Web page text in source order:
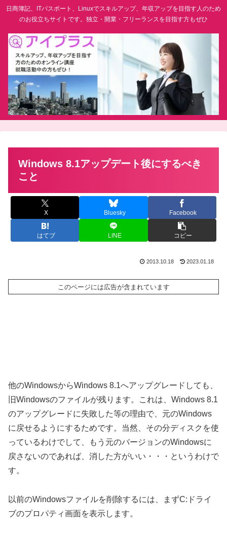
日商簿記、ITパスポート、Linuxでスキルアップ、年収アップを目指す人のため
のお役立ちサイトです。独立・開業・フリーランスを目指す方もぜひ
Windows 8.1アップデート後にするべき
こと
X Bluesky Facebook
はてブ LINE コピー
2013.10.18 2023.01.18
このページには広告が含まれています
他のWindowsからWindows 8.1へアップグレードしても、
旧Windowsのファイルが残ります。これは、Windows 8.1
のアップグレードに失敗した等の理由で、元のWindows
に戻せるようにするためです。当然、その分ディスクを使
っているわけでして、もう元のバージョンのWindowsに
戻さないのであれば、消した方がいい・・・というわけで
す。
以前のWindowsファイルを削除するには、まずC:ドライ
ブのプロパティ画面を表示します。